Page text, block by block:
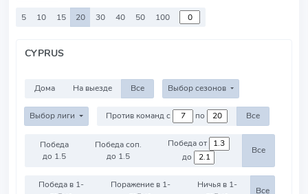
5 10 15 20 30 40 50 100
CYPRUS
Дома На выезде Все Выбор сезонов
Выбор лиги Против команд с по Все
Победа
до 1.5
Победа соп.
до 1.5
Победа от
до
Все
Победа в 1-
Поражение в 1-
Ничья в 1-
Все